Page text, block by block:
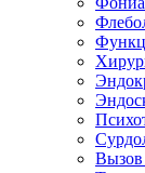
Вызов